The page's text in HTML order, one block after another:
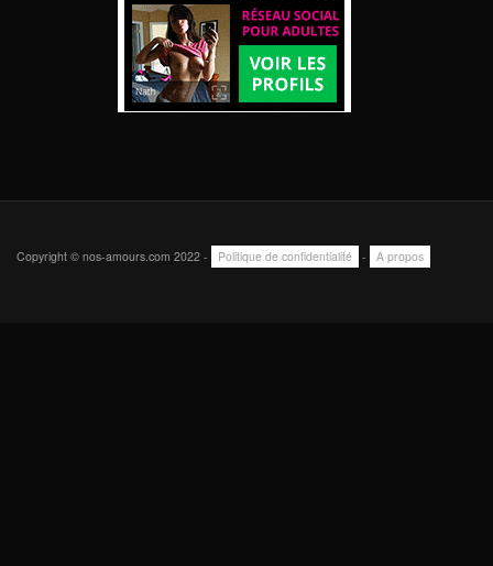
Copyright © nos-amours.com 2022 - Politique de confidentialité - A propos